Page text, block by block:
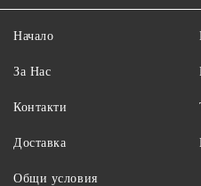
Начало
За Нас
Контакти
Доставка
Общи условия